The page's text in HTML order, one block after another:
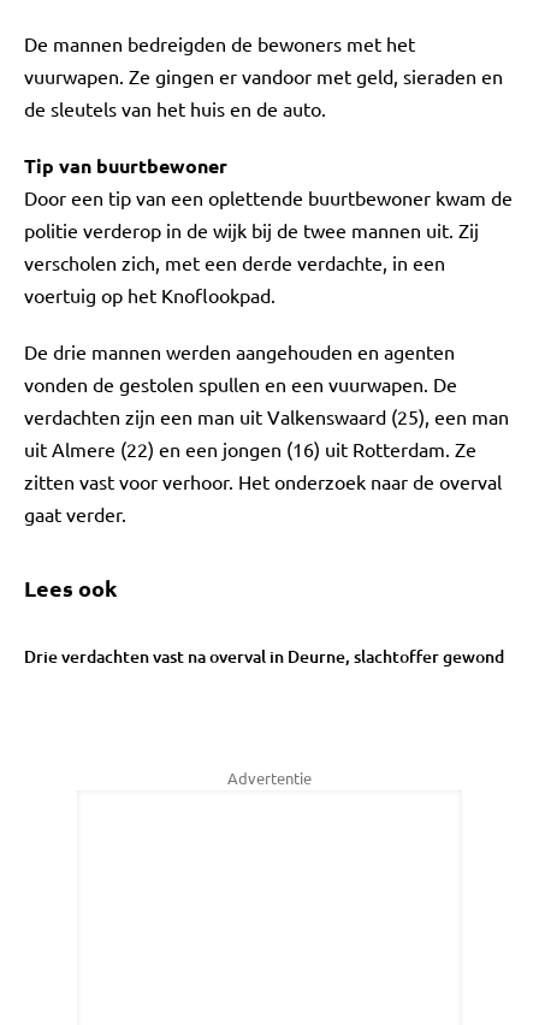
De mannen bedreigden de bewoners met het
vuurwapen. Ze gingen er vandoor met geld, sieraden en
de sleutels van het huis en de auto.
Tip van buurtbewoner
Door een tip van een oplettende buurtbewoner kwam de
politie verderop in de wijk bij de twee mannen uit. Zij
verscholen zich, met een derde verdachte, in een
voertuig op het Knoflookpad.
De drie mannen werden aangehouden en agenten
vonden de gestolen spullen en een vuurwapen. De
verdachten zijn een man uit Valkenswaard (25), een man
uit Almere (22) en een jongen (16) uit Rotterdam. Ze
zitten vast voor verhoor. Het onderzoek naar de overval
gaat verder.
Lees ook
Drie verdachten vast na overval in Deurne, slachtoffer gewond
Advertentie